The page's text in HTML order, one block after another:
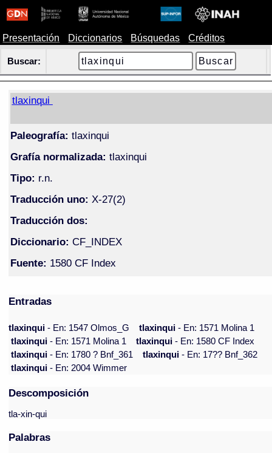
Presentación Diccionarios Búsquedas Créditos
Buscar:
tlaxinqui
Paleografía: tlaxinqui
Grafía normalizada: tlaxinqui
Tipo: r.n.
Traducción uno: X-27(2)
Traducción dos:
Diccionario: CF_INDEX
Fuente: 1580 CF Index
Entradas
tlaxinqui- En: 1547 Olmos_G tlaxinqui- En: 1571 Molina 1
tlaxinqui- En: 1571 Molina 1 tlaxinqui- En: 1580 CF Index
tlaxinqui- En: 1780 ? Bnf_361 tlaxinqui- En: 17?? Bnf_362
tlaxinqui- En: 2004 Wimmer
Descomposición
tla-xin-qui
Palabras